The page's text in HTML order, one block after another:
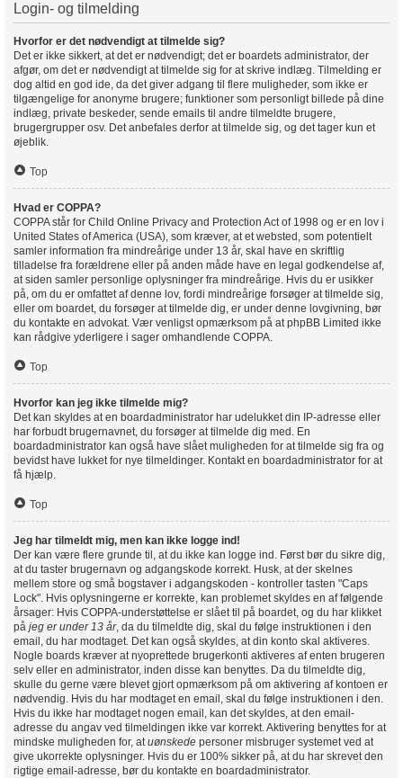
Login- og tilmelding
Hvorfor er det nødvendigt at tilmelde sig?
Det er ikke sikkert, at det er nødvendigt; det er boardets administrator, der
afgør, om det er nødvendigt at tilmelde sig for at skrive indlæg. Tilmelding er
dog altid en god ide, da det giver adgang til flere muligheder, som ikke er
tilgængelige for anonyme brugere; funktioner som personligt billede på dine
indlæg, private beskeder, sende emails til andre tilmeldte brugere,
brugergrupper osv. Det anbefales derfor at tilmelde sig, og det tager kun et
øjeblik.
Top
Hvad er COPPA?
COPPA står for Child Online Privacy and Protection Act of 1998 og er en lov i
United States of America (USA), som kræver, at et websted, som potentielt
samler information fra mindreårige under 13 år, skal have en skriftlig
tilladelse fra forældrene eller på anden måde have en legal godkendelse af,
at siden samler personlige oplysninger fra mindreårige. Hvis du er usikker
på, om du er omfattet af denne lov, fordi mindreårige forsøger at tilmelde sig,
eller om boardet, du forsøger at tilmelde dig, er under denne lovgivning, bør
du kontakte en advokat. Vær venligst opmærksom på at phpBB Limited ikke
kan rådgive yderligere i sager omhandlende COPPA.
Top
Hvorfor kan jeg ikke tilmelde mig?
Det kan skyldes at en boardadministrator har udelukket din IP-adresse eller
har forbudt brugernavnet, du forsøger at tilmelde dig med. En
boardadministrator kan også have slået muligheden for at tilmelde sig fra og
bevidst have lukket for nye tilmeldinger. Kontakt en boardadministrator for at
få hjælp.
Top
Jeg har tilmeldt mig, men kan ikke logge ind!
Der kan være flere grunde til, at du ikke kan logge ind. Først bør du sikre dig,
at du taster brugernavn og adgangskode korrekt. Husk, at der skelnes
mellem store og små bogstaver i adgangskoden - kontroller tasten "Caps
Lock". Hvis oplysningerne er korrekte, kan problemet skyldes en af følgende
årsager: Hvis COPPA-understøttelse er slået til på boardet, og du har klikket
på jeg er under 13 år, da du tilmeldte dig, skal du følge instruktionen i den
email, du har modtaget. Det kan også skyldes, at din konto skal aktiveres.
Nogle boards kræver at nyoprettede brugerkonti aktiveres af enten brugeren
selv eller en administrator, inden disse kan benyttes. Da du tilmeldte dig,
skulle du gerne være blevet gjort opmærksom på om aktivering af kontoen er
nødvendig. Hvis du har modtaget en email, skal du følge instruktionen i den.
Hvis du ikke har modtaget nogen email, kan det skyldes, at den email-
adresse du angav ved tilmeldingen ikke var korrekt. Aktivering benyttes for at
mindske muligheden for, atuønskede personer misbruger systemet ved at
give ukorrekte oplysninger. Hvis du er 100% sikker på, at du har skrevet den
rigtige email-adresse, bør du kontakte en boardadministrator.